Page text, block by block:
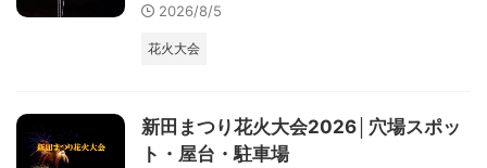
2026/8/5
花火大会
新田まつり花火大会2026│穴場スポッ
ト・屋台・駐車場